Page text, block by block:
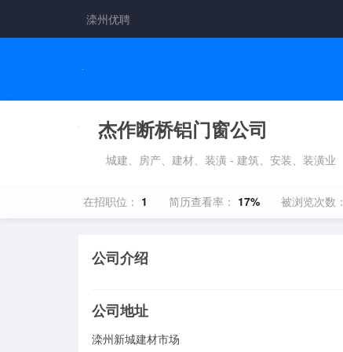
滦州优聘
杰作断桥铝门窗公司
城建、房产、建材、装潢 - 建筑、安装、装潢业
在招职位： 1 简历查看率： 17% 被浏览次数：
公司介绍
公司地址
滦州新城建材市场